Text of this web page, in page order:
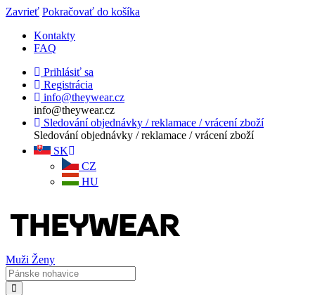
Zavrieť Pokračovať do košíka
Kontakty
FAQ
Prihlásiť sa
Registrácia
info@theywear.cz
info@theywear.cz
Sledování objednávky / reklamace / vrácení zboží
Sledování objednávky / reklamace / vrácení zboží
SK
CZ
HU
Muži Ženy